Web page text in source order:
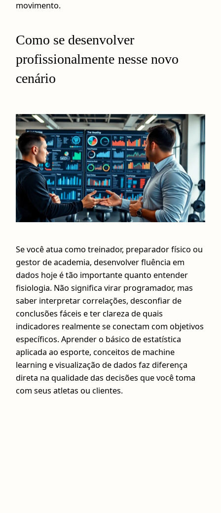
movimento.
Como se desenvolver
profissionalmente nesse novo
cenário
Se você atua como treinador, preparador físico ou
gestor de academia, desenvolver fluência em
dados hoje é tão importante quanto entender
fisiologia. Não significa virar programador, mas
saber interpretar correlações, desconfiar de
conclusões fáceis e ter clareza de quais
indicadores realmente se conectam com objetivos
específicos. Aprender o básico de estatística
aplicada ao esporte, conceitos de machine
learning e visualização de dados faz diferença
direta na qualidade das decisões que você toma
com seus atletas ou clientes.